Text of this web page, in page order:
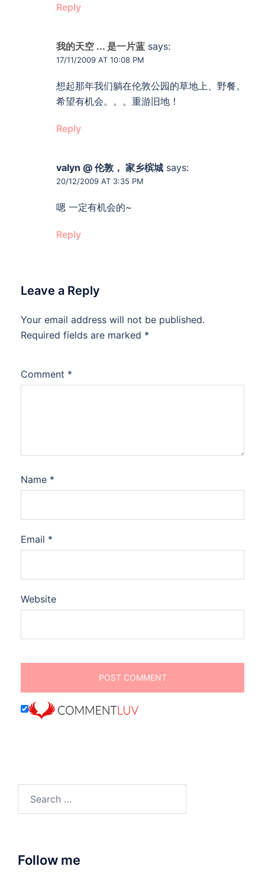
Reply
我的天空 ... 是一片蓝 says:
17/11/2009 AT 10:08 PM
想起那年我们躺在伦敦公园的草地上、野餐。
希望有机会。。。重游旧地！
Reply
valyn @ 伦敦， 家乡槟城 says:
20/12/2009 AT 3:35 PM
嗯 一定有机会的~
Reply
Leave a Reply
Your email address will not be published.
Required fields are marked *
Comment *
Name *
Email *
Website
for:
Follow me